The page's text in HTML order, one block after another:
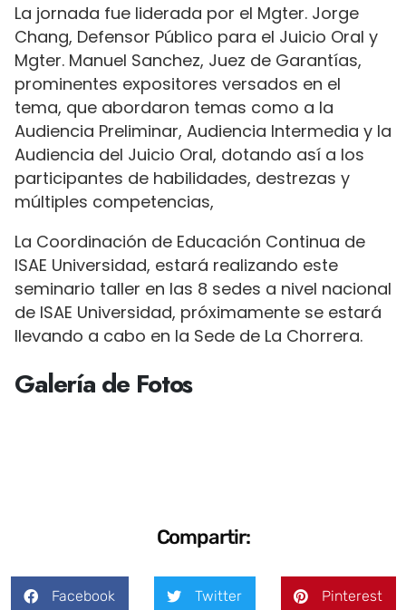
La jornada fue liderada por el Mgter. Jorge
Chang, Defensor Público para el Juicio Oral y
Mgter. Manuel Sanchez, Juez de Garantías,
prominentes expositores versados en el
tema, que abordaron temas como a la
Audiencia Preliminar, Audiencia Intermedia y la
Audiencia del Juicio Oral, dotando así a los
participantes de habilidades, destrezas y
múltiples competencias,
La Coordinación de Educación Continua de
ISAE Universidad, estará realizando este
seminario taller en las 8 sedes a nivel nacional
de ISAE Universidad, próximamente se estará
llevando a cabo en la Sede de La Chorrera.
Galería de Fotos
Compartir:
Facebook Twitter Pinterest